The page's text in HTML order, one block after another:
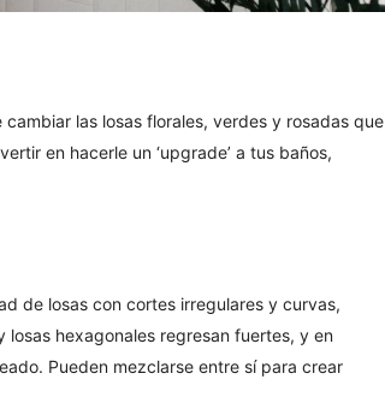
las losas florales, verdes y rosadas que
en hacerle un ‘upgrade’ a tus baños,
de losas con cortes irregulares y curvas,
hexagonales regresan fuertes, y en
Pueden mezclarse entre sí para crear